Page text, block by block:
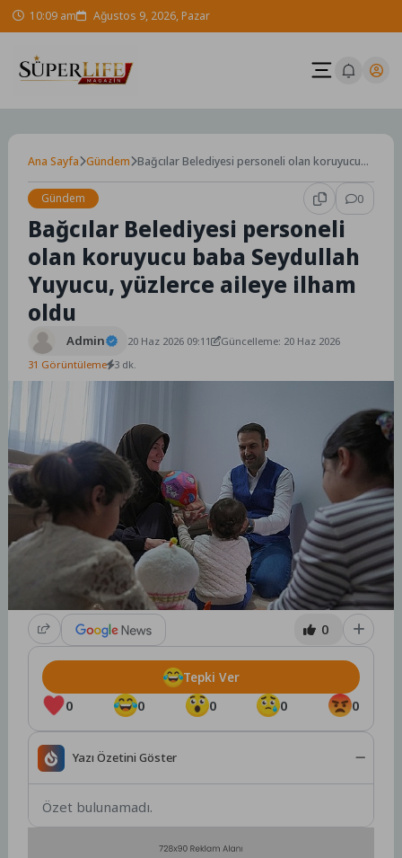
Skip 10:09 am Ağustos 9, 2026, Pazar
Ana Sayfa Gündem Bağcılar Belediyesi personeli olan koruyucu
Gündem 0
Bağcılar Belediyesi personeli
olan koruyucu baba Seydullah
Yuyucu, yüzlerce aileye ilham
oldu
Admin 20 Haz 2026 09:11
Güncelleme: 20 Haz 2026
31 Görüntüleme 3 dk.
0
0 0 0 0 0
Tepki Ver
Yazı Özetini Göster
Özet bulunamadı.